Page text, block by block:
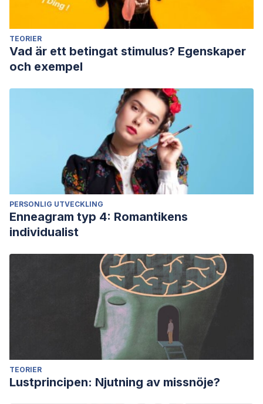
TEORIER
Vad är ett betingat stimulus? Egenskaper
och exempel
PERSONLIG UTVECKLING
Enneagram typ 4: Romantikens
individualist
TEORIER
Lustprincipen: Njutning av missnöje?